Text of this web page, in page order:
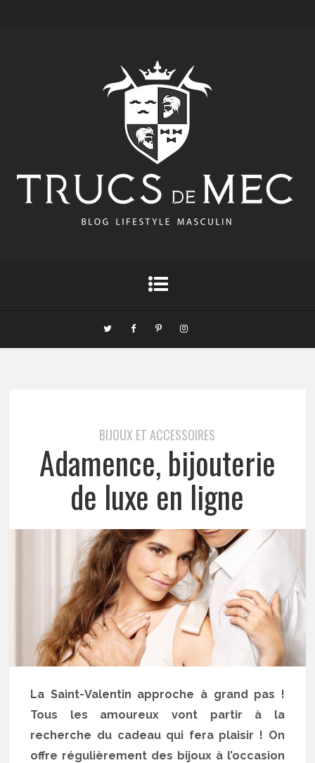
BIJOUX ET ACCESSOIRES
Adamence, bijouterie
de luxe en ligne
La Saint-Valentin approche à grand pas !
Tous les amoureux vont partir à la
recherche du cadeau qui fera plaisir ! On
offre régulièrement des bijoux à l’occasion